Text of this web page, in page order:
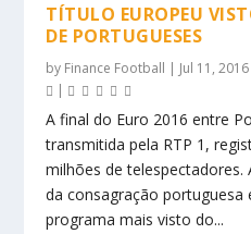
TÍTULO EUROPEU
DE PORTUGUESES
by Finance Football | Jul 11, 2016
|
A final do Euro 2016 entre
transmitida pela RTP 1,
milhões de telespectadores.
da consagração portuguesa
programa mais visto do...